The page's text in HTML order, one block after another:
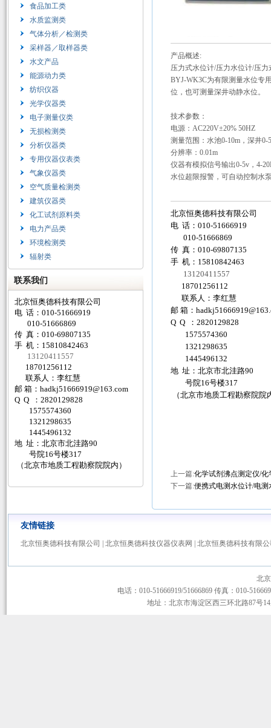
食品加工类
水质监测类
气体分析／检测类
采样器／取样器类
水文产品
能源动力类
纺织仪器
光学仪器类
电子测量仪类
无损检测类
分析仪器类
专用仪器仪表类
气象仪器类
空气质量检测类
建筑仪器类
化工试剂原料类
电力产品类
环境检测类
辐射类
联系我们
北京恒奥德科技有限公司
电 话：010-51666919
010-51666869
传 真：010-69807135
手 机：15810842463
13120411557
18701256112
联系人：李红慧
邮 箱： hadkj51666919@163.com
Q Q ：2820129828
1575574360
1321298635
1445496132
地 址：北京市北洼路90
号院16号楼317
（北京市地质工程勘察院院内）
产品概述:
压力式水位计/压力水位计/压
BYJ-WK3C为有限测量水位专
位，也可测量深井动静水位。
技术参数：
电源：AC220V±20% 50HZ
测量范围：水池0-10m，深井0-
分辨率：0.01m
仪器有模拟信号输出0-5v，4-
水位超限报警，可自动控制水
北京恒奥德科技有限公司
电 话：010-51666919
010-51666869
传 真：010-69807135
手 机：15810842463
13120411557
18701256112
联系人：李红慧
邮 箱：
Q Q ：2820129828
1575574360
1321298635
1445496132
地 址：北京市北洼路90
号院16号楼317
（北京市地质工程勘察院院
上一篇:化学试剂沸点测定仪/
下一篇:便携式电测水位计/电
友情链接
北京恒奥德科技有限公司 北京恒奥德科技仪器仪表网 北京恒奥德科技有限
北
电话：010-51666919/51666869 传真：010-
地址：北京市海淀区西三环北路87号